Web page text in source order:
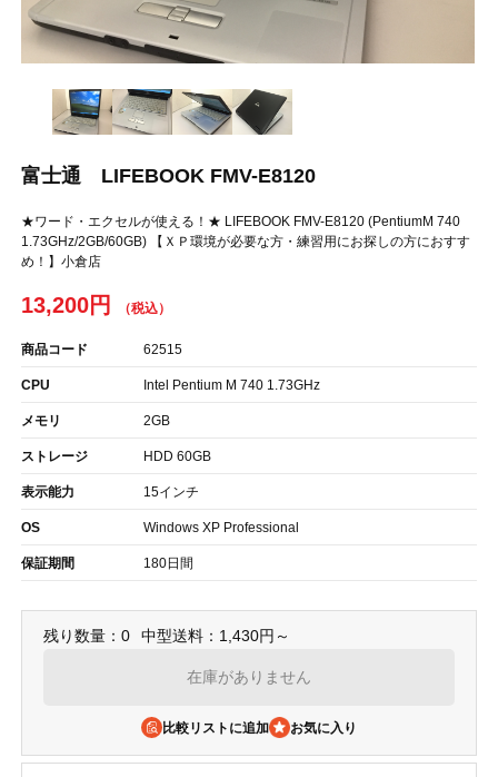
富士通 LIFEBOOK FMV-E8120
★ワード・エクセルが使える！★ LIFEBOOK FMV-E8120 (PentiumM 740
1.73GHz/2GB/60GB) 【ＸＰ環境が必要な方・練習用にお探しの方におすす
め！】小倉店
13,200円
商品コード 62515
CPU Intel Pentium M 740 1.73GHz
メモリ 2GB
ストレージ HDD 60GB
表示能力 15インチ
OS Windows XP Professional
保証期間 180日間
残り数量：0 中型送料：1,430円～
在庫がありません
比較リストに追加